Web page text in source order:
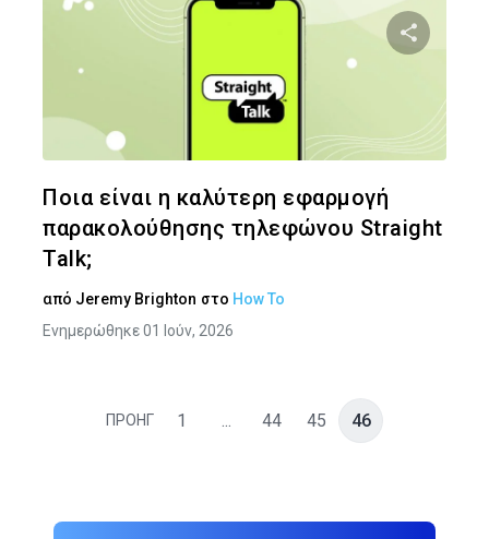
Ποια είναι η καλύτερη εφαρμογή
παρακολούθησης τηλεφώνου Straight
Talk;
από Jeremy Brighton στο How To
Ενημερώθηκε 01 Ιούν, 2026
ΠΡΟΗΓ 1 ... 44 45 46